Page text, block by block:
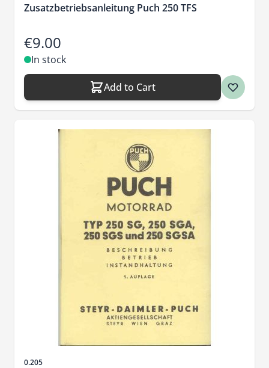
Zusatzbetriebsanleitung Puch 250 TFS
€9.00
In stock
Add to Cart
Sku
0.205